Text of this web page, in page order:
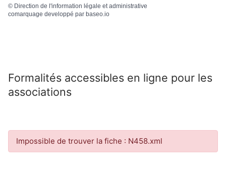
© Direction de l'information légale et administrative
comarquage developpé par baseo.io
Formalités accessibles en ligne pour les
associations
Impossible de trouver la fiche : N458.xml